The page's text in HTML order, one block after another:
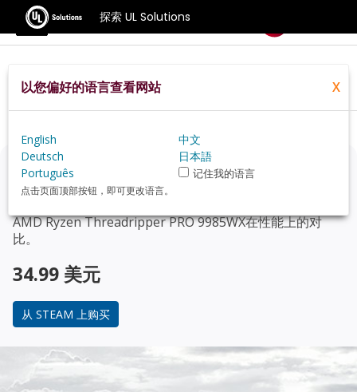
探索 UL Solutions
基准测试
Home Zh Hans Hardware
AMD+Ryzen+Threadripper+PRO+9985WX
Review
正在考虑升级？
AMD Ryzen Threadripper PRO 9985WX在性能上的对
比。
34.99 美元
从 STEAM 上购买
以您偏好的语言查看网站 X
English
中文
Deutsch
日本語
Português
记住我的语言
点击页面顶部按钮，即可更改语言。